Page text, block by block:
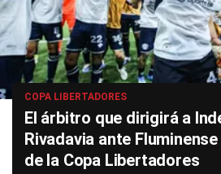
COPA LIBERTADORES
El árbitro que dirigirá a
Rivadavia ante
de la Copa Libertadores